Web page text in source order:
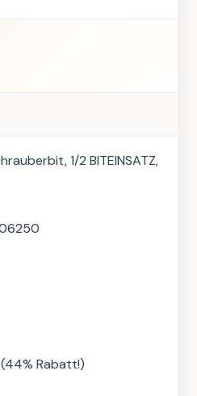
1/2 BITEINSATZ,
Rabatt!)